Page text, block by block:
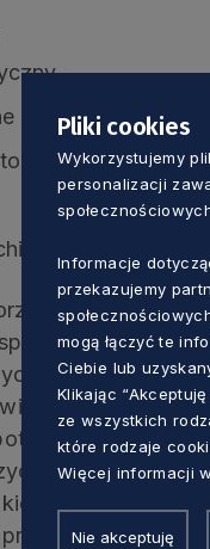
opieka
z:
z
w terenie.W
osób w
umożliwiając
ludzi leczy
Pliki cookies
Wykorzystujemy
personalizacji
Informacje
przekazujemy
mogą łączyć te
Ciebie lub
Klikając
ze wszystkich
które rodzaje
Więcej informacji w
Nie akceptuję